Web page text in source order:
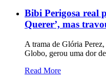
Bibi Perigosa real
Querer’, mas
A trama de Glória
Globo, gerou uma dor
Read More